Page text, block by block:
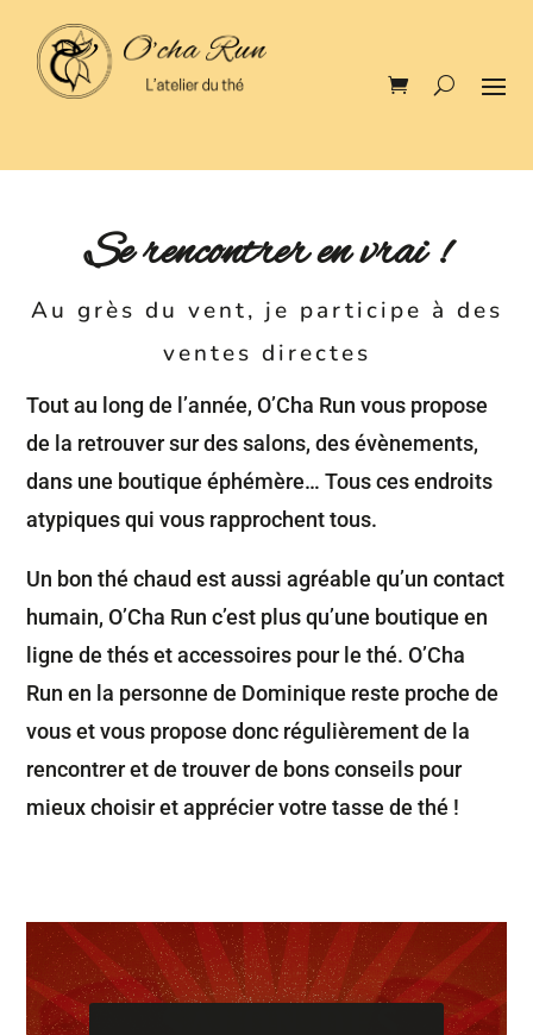
Se rencontrer en vrai !
Au grès du vent, je participe à des
ventes directes
Tout au long de l’année, O’Cha Run vous propose
de la retrouver sur des salons, des évènements,
dans une boutique éphémère… Tous ces endroits
atypiques qui vous rapprochent tous.
Un bon thé chaud est aussi agréable qu’un contact
humain, O’Cha Run c’est plus qu’une boutique en
ligne de thés et accessoires pour le thé. O’Cha
Run en la personne de Dominique reste proche de
vous et vous propose donc régulièrement de la
rencontrer et de trouver de bons conseils pour
mieux choisir et apprécier votre tasse de thé !